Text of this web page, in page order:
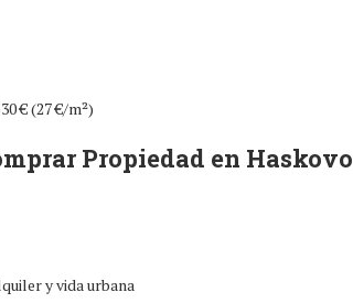
€ (27 €/m²)
Propiedad en Haskovo
y vida urbana